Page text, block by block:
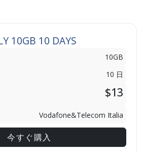
10GB 10 DAYS
10GB
10 日
$13
Vodafone&Telecom Italia
今すぐ購入